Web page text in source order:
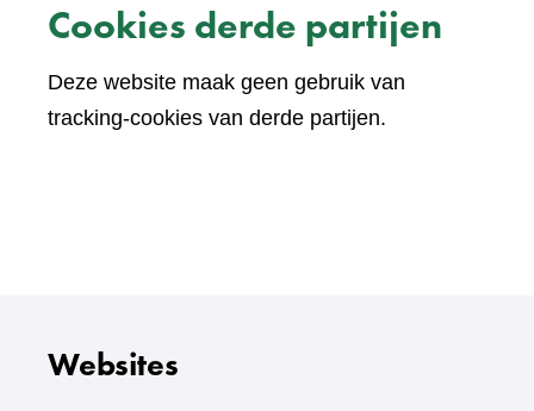
Cookies derde partijen
Deze website maak geen gebruik van
tracking-cookies van derde partijen.
Websites